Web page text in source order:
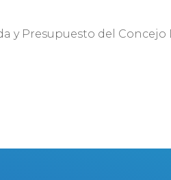
y Presupuesto del